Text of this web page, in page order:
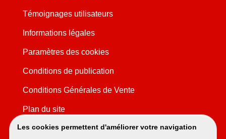
Les cookies permettent d'améliorer votre navigation
Témoignages utilisateurs
Informations légales
Paramètres des cookies
Conditions de publication
Conditions Générales de Vente
Plan du site